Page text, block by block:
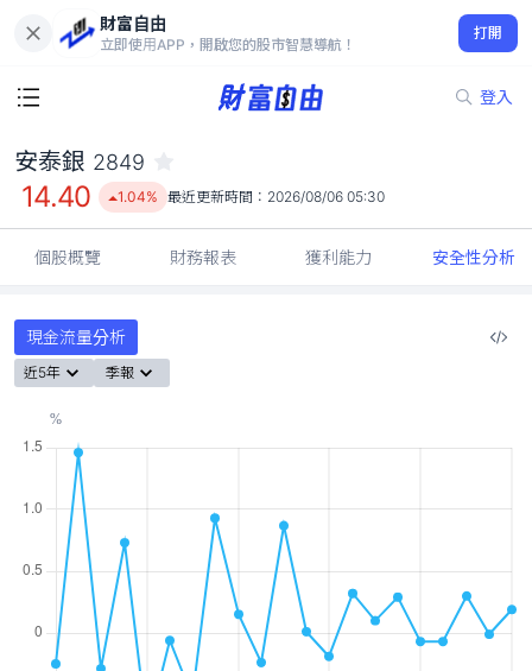
財富自由
立即使用APP，開啟您的股市智慧導航！
打開
登入
14.40
1.04%
安泰銀 2849
14.40 1.04% 最近更新時間： 2026/08/06 05:30
個股概覽 財務報表 獲利能力 安全性分析
現金流量分析
近5年 季報